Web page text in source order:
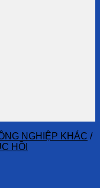
NGHIỆP KHÁC /
HỒI